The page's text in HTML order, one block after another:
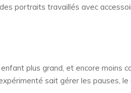
portraits travaillés avec
plus grand, et encore moins
sait gérer les pauses, le